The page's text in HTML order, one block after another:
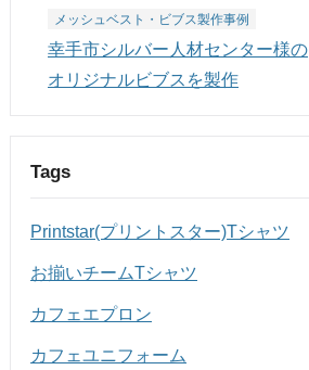
メッシュベスト・ビブス製作事例
幸手市シルバー人材センター様の
オリジナルビブスを製作
Tags
Printstar(プリントスター)Tシャツ
お揃いチームTシャツ
カフェエプロン
カフェユニフォーム